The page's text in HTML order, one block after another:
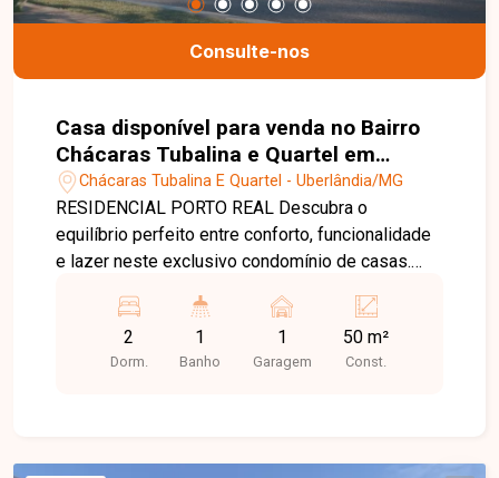
Estamos aqui para te ajudar a encontrar o imóvel
Consulte-nos
Casa disponível para venda no Bairro
Chácaras Tubalina e Quartel em
Uberlândia-MG
Chácaras Tubalina E Quartel - Uberlândia/MG
RESIDENCIAL PORTO REAL Descubra o
equilíbrio perfeito entre conforto, funcionalidade
e lazer neste exclusivo condomínio de casas.
unidade oferece espaços internos muito bem
distribuídos, garantindo praticidade e aconchego
para toda a família. A área comum é um
2
Dorm.
1
Banho
1
Garagem
50 m²
Const.